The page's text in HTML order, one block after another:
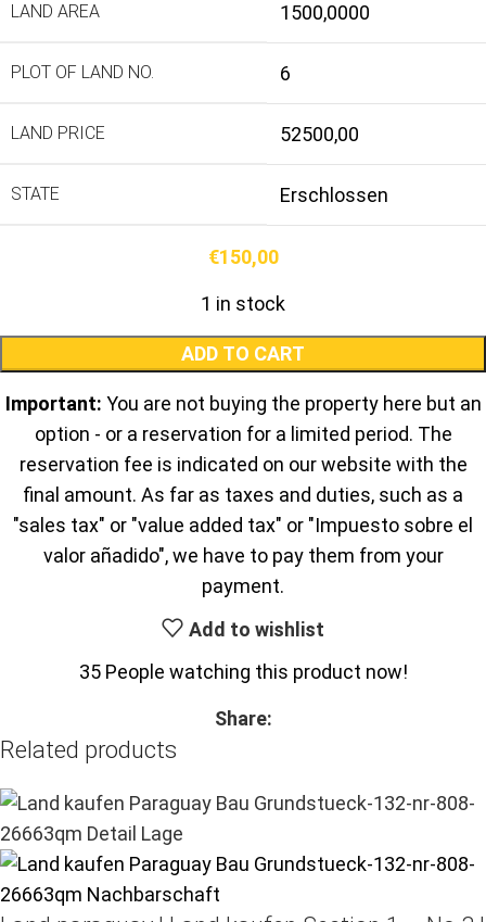
LAND AREA 1500,0000
PLOT OF LAND NO. 6
LAND PRICE 52500,00
STATE Erschlossen
€150,00
1 in stock
ADD TO CART
Important: You are not buying the property here but an
option - or a reservation for a limited period. The
reservation fee is indicated on our website with the
final amount. As far as taxes and duties, such as a
"sales tax" or "value added tax" or "Impuesto sobre el
valor añadido", we have to pay them from your
payment.
Add to wishlist
35 People watching this product now!
Share:
Related products